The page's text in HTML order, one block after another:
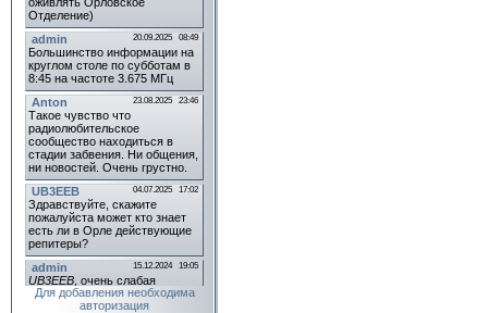
Для добавления необходима
авторизация